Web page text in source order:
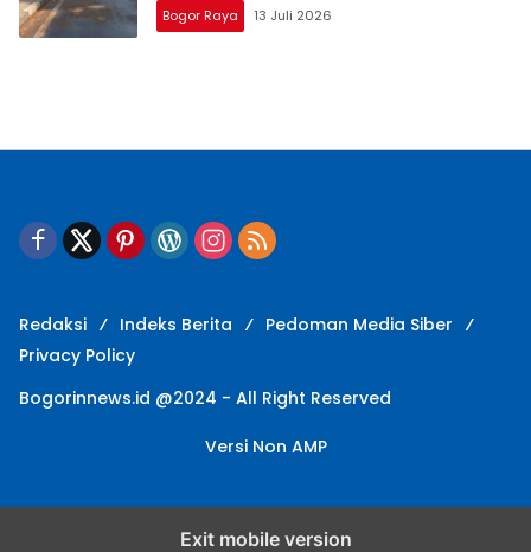
Bogor Raya 13 Juli 2026
Redaksi Indeks Berita
Pedoman Media Siber
Privacy Policy
Bogorinnews.id @2024 - All Right Reserved
Versi Non AMP
Exit mobile version